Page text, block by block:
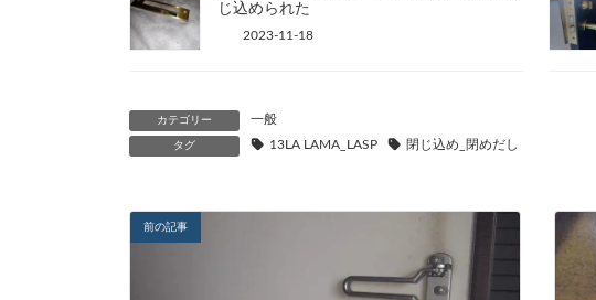
じ込められた
2023-11-18
カテゴリー 一般
タグ 13LA LAMA_LASP 閉じ込め_閉めだし
前の記事